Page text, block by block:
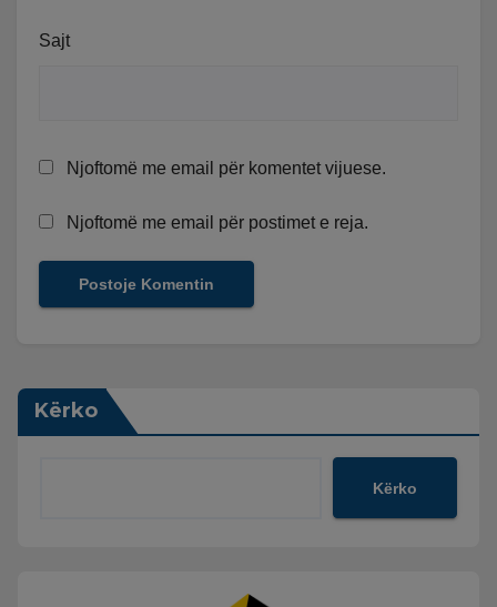
Sajt
Njoftomë me email për komentet vijuese.
Njoftomë me email për postimet e reja.
Kërko
Kërko